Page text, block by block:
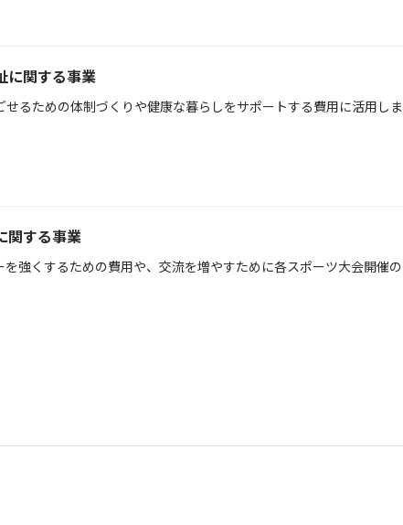
に関する事業
せるための体制づくりや健康な暮らしをサポートする費用に活用しま
関する事業
強くするための費用や、交流を増やすために各スポーツ大会開催の